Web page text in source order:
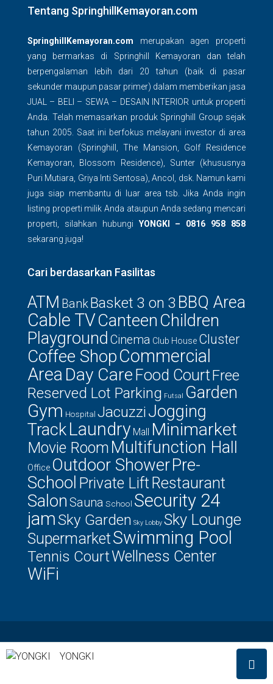
Tentang SpringhillKemayoran.com
SpringhillKemayoran.com merupakan agen properti
yang bermarkas di Springhill Kemayoran dan telah
berpengalaman lebih dari 20 tahun (baik di pasar
sekunder maupun pasar primer) dalam memberikan jasa
JUAL – BELI – SEWA – DESAIN INTERIOR untuk properti
Anda. Telah memasarkan produk Springhill Group sejak
tahun 2005. Saat ini berfokus melayani investor di area
Kemayoran (Springhill, The Mansion, Golf Residence
Kemayoran, Blossom Residence), Sunter (khususnya
Puri Mutiara, Griya Inti Sentosa), Ancol, dsk. Namun kami
juga siap membantu di luar area tsb. Jika Anda ingin
listing properti milik Anda ataupun Anda sedang mencari
properti, silahkan hubungi YONGKI – 0816 958 858
sekarang juga!
Cari berdasarkan Fasilitas
ATM BankBasket 3 on 3 BBQ Area
Cable TVCanteen Children
Playground Cinema Club House Cluster
Coffee ShopCommercial
Area Day Care Food CourtFree
Reserved Lot Parking Futsal Garden
Gym Hospital JacuzziJogging
TrackLaundry Mall Minimarket
Movie Room Multifunction Hall
Office Outdoor ShowerPre-
School Private Lift Restaurant
Salon Sauna School Security 24
jamSky Garden Sky Lobby Sky Lounge
SupermarketSwimming Pool
Tennis CourtWellness Center
WiFi
YONGKI